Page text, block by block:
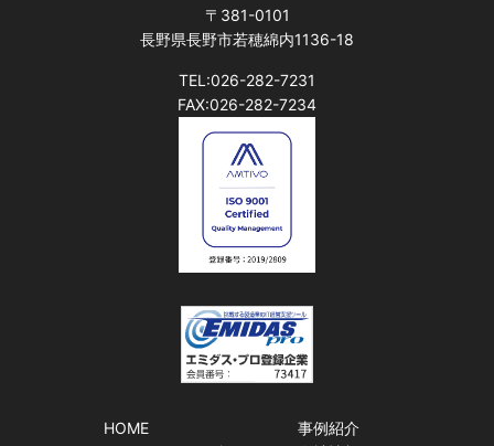
〒381-0101
長野県長野市若穂綿内1136-18
TEL:026-282-7231
FAX:026-282-7234
HOME
事例紹介